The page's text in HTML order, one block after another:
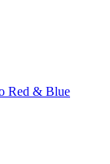
Red & Blue